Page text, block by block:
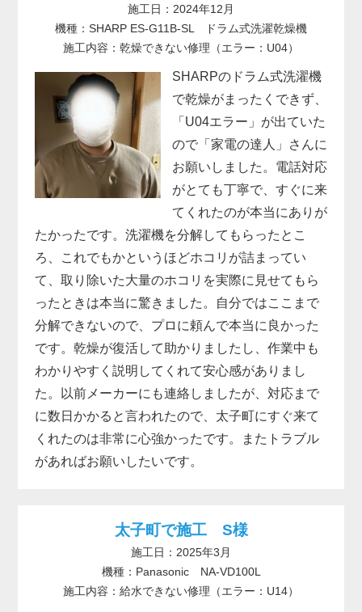
施工日：2024年12月
機種：SHARP ES-G11B-SL ドラム式洗濯乾燥機
施工内容：乾燥できない修理（エラー：U04）
SHARPのドラム式洗濯機
で乾燥がまったくできず、
「U04エラー」が出ていた
ので「家電の達人」さんに
お願いしました。電話対応
がとても丁寧で、すぐに来
てくれたのが本当にありが
たかったです。洗濯機を分解してもらったとこ
ろ、これでもかというほどホコリが詰まってい
て、取り除いた大量のホコリを実際に見せてもら
ったときは本当に驚きました。自分ではここまで
分解できないので、プロに頼んで本当に良かった
です。乾燥が復活して助かりましたし、作業中も
わかりやすく説明してくれて安心感がありまし
た。以前メーカーにも連絡しましたが、対応まで
に数日かかると言われたので、太子町にすぐ来て
くれたのは非常に心強かったです。またトラブル
があればお願いしたいです。
太子町で施工 S様
施工日：2025年3月
機種：Panasonic NA-VD100L
施工内容：給水できない修理（エラー：U14）